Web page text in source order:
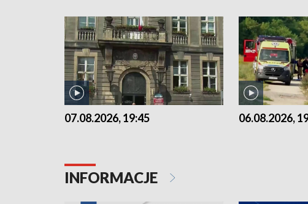
07.08.2026, 19:45 06.08.2026,
INFORMACJE